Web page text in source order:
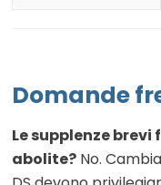
Domande
Le supplenze brevi
abolite? No.